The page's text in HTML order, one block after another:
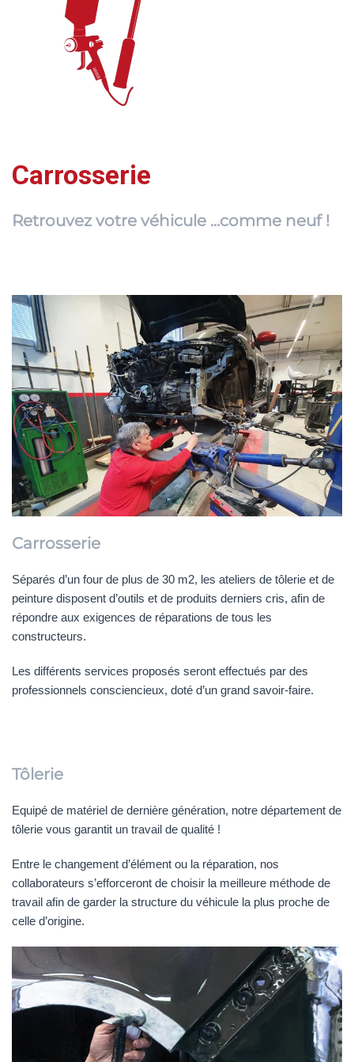
Carrosserie
Retrouvez votre véhicule ...comme neuf !
Carrosserie
Séparés d’un four de plus de 30 m2, les ateliers de tôlerie et de
peinture disposent d’outils et de produits derniers cris, afin de
répondre aux exigences de réparations de tous les
constructeurs.
Les différents services proposés seront effectués par des
professionnels consciencieux, doté d’un grand savoir-faire.
Tôlerie
Equipé de matériel de dernière génération, notre département de
tôlerie vous garantit un travail de qualité !
Entre le changement d’élément ou la réparation, nos
collaborateurs s’efforceront de choisir la meilleure méthode de
travail afin de garder la structure du véhicule la plus proche de
celle d’origine.